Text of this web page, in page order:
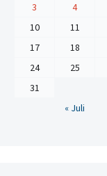
3
4
10
11
17
18
24
25
31
« Juli